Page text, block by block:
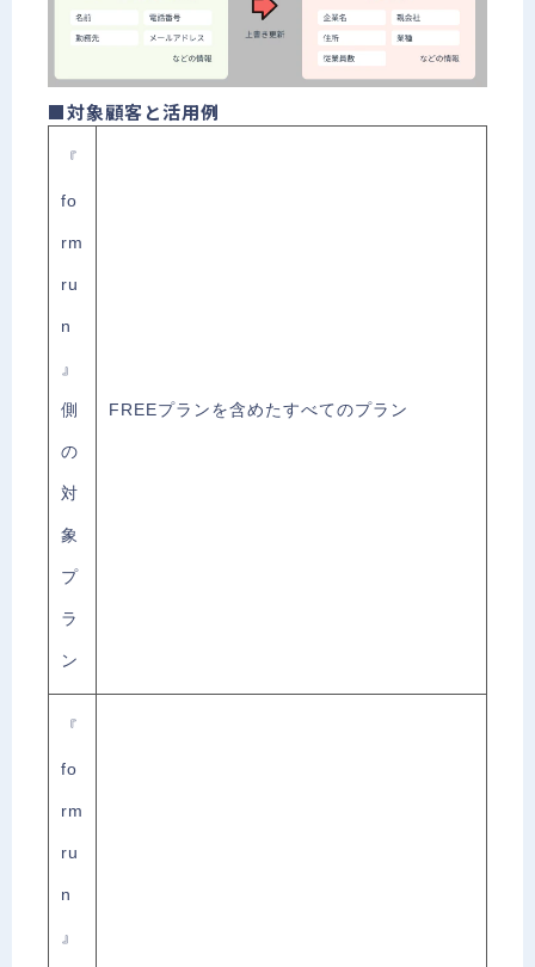
■対象顧客と活用例
『
fo
rm
ru
n
』
側
の
対
象
プ
ラ
ン
FREEプランを含めたすべてのプラン
『
fo
rm
ru
n
』